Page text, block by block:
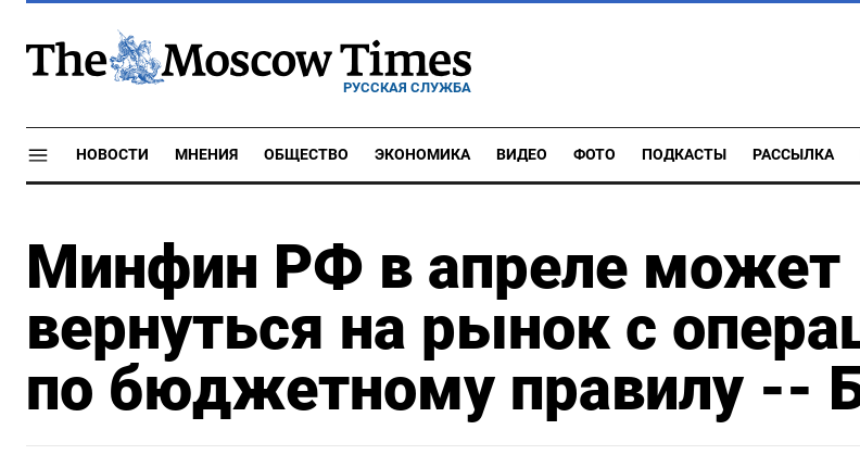
РУССКАЯ СЛУЖБА
НОВОСТИ МНЕНИЯ ОБЩЕСТВО ЭКОНОМИКА ВИДЕО ФОТО ПОДКАСТЫ РАССЫЛКА
Минфин РФ в апреле может
вернуться на рынок с
по бюджетному правилу --